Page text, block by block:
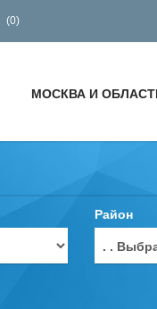
(0)
МОСКВА И
Район
. .